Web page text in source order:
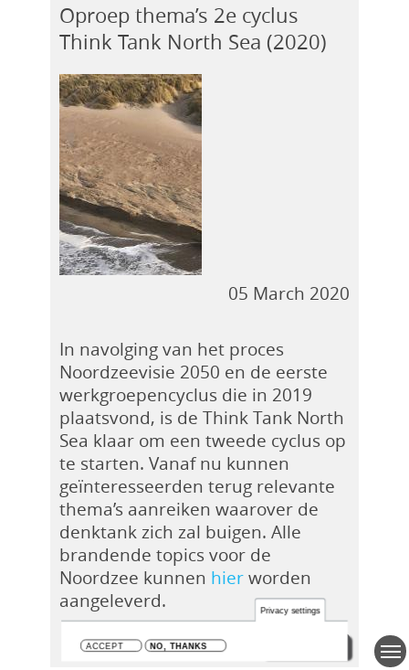
Oproep thema’s 2e cyclus
Think Tank North Sea (2020)
05 March 2020
In navolging van het proces
Noordzeevisie 2050 en de eerste
werkgroepencyclus die in 2019
plaatsvond, is de Think Tank North
Sea klaar om een tweede cyclus op
te starten. Vanaf nu kunnen
geïnteresseerden terug relevante
thema’s aanreiken waarover de
denktank zich zal buigen. Alle
brandende topics voor de
Noordzee kunnen hierworden
aangeleverd.
Privacy settings
ACCEPT NO, THANKS